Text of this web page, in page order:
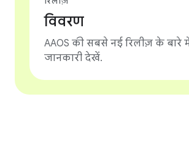
विवरण
AAOS की सबसे नई रिलीज़ के बारे
जानकारी देखें.